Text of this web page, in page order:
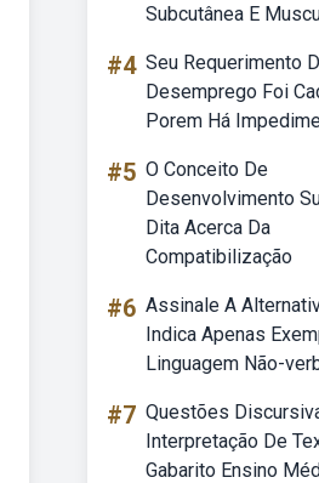
Subcutânea E
#4 Seu Requerimento
Desemprego Foi
Porem Há
#5 O Conceito De
Desenvolvimento
Dita Acerca Da
Compatibilização
#6 Assinale A
Indica Apenas
Linguagem Não-
#7 Questões
Interpretação De
Gabarito Ensino